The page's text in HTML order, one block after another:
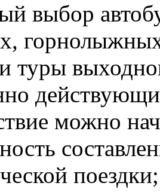
выбор
горнолыжных
туры
можно
поездки;